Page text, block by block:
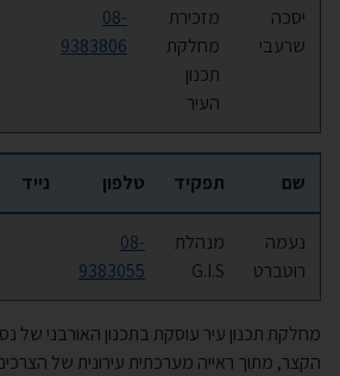
יסכה
שרעבי
מזכירת
מחלקת
תכנון
העיר
08-
9383806
שם תפקיד טלפון נייד
נעמה
רוטברט
מנהלת
G.I.S
08-
9383055
מחלקת תכנון עיר עוסקת בתכנון האורבני של נס
הקצר, מתוך ראייה מערכתית עירונית של